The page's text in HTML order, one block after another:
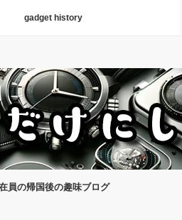
gadget history
員の帰国後の趣味ブログ